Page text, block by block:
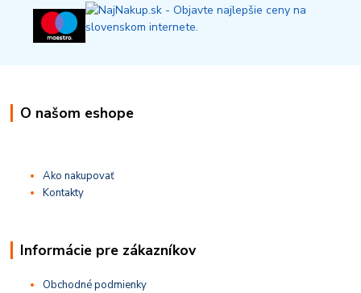
O našom eshope
Ako nakupovať
Kontakty
Informácie pre zákazníkov
Obchodné podmienky